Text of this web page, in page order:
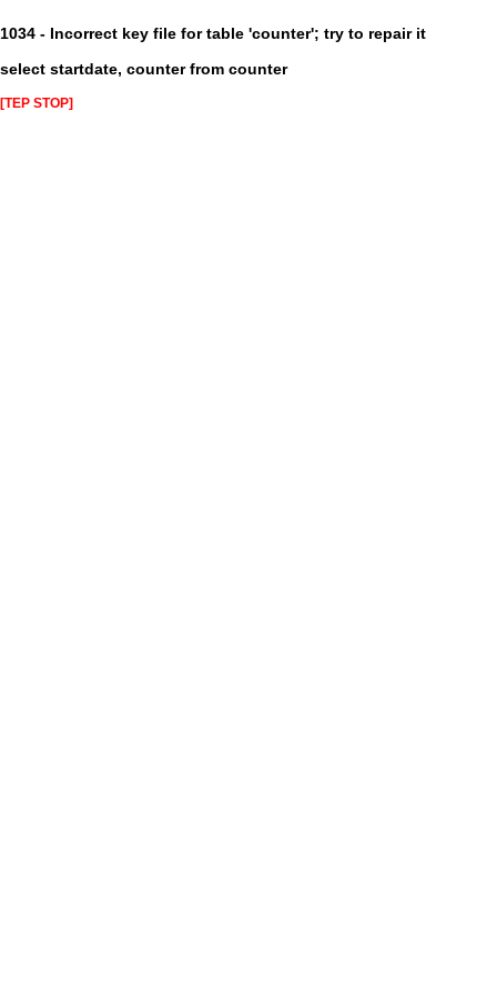
1034 - Incorrect key file for table 'counter'; try to repair it
select startdate, counter from counter
[TEP STOP]